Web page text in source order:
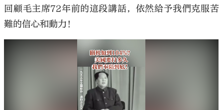
回顧毛主席72年前的這段講話，依然給予我們克服苦
難的信心和動力！